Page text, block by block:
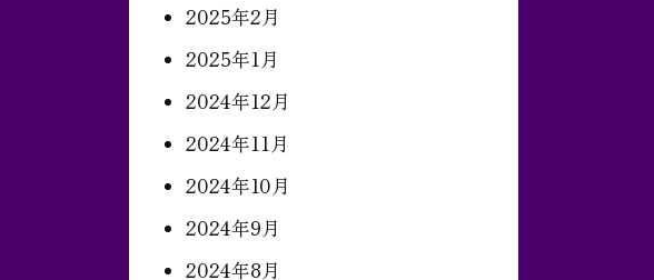
2025年2月
2025年1月
2024年12月
2024年11月
2024年10月
2024年9月
2024年8月